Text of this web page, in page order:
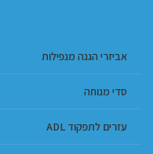
אביזרי הגנה מנפילות
סדי מנוחה
עזרים לתפקוד ADL